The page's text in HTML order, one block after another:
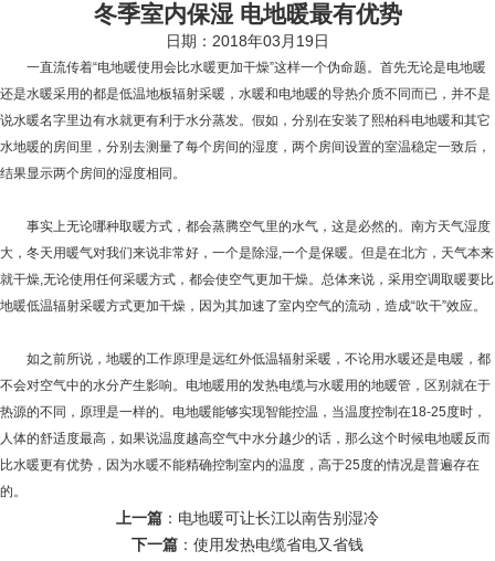
冬季室内保湿 电地暖最有优势
日期：2018年03月19日
一直流传着“电地暖使用会比水暖更加干燥”这样一个伪命题。首先无论是电地暖
还是水暖采用的都是低温地板辐射采暖，水暖和电地暖的导热介质不同而已，并不是
说水暖名字里边有水就更有利于水分蒸发。假如，分别在安装了熙柏科电地暖和其它
水地暖的房间里，分别去测量了每个房间的湿度，两个房间设置的室温稳定一致后，
结果显示两个房间的湿度相同。
事实上无论哪种取暖方式，都会蒸腾空气里的水气，这是必然的。南方天气湿度
大，冬天用暖气对我们来说非常好，一个是除湿,一个是保暖。但是在北方，天气本来
就干燥,无论使用任何采暖方式，都会使空气更加干燥。总体来说，采用空调取暖要比
地暖低温辐射采暖方式更加干燥，因为其加速了室内空气的流动，造成“吹干”效应。
如之前所说，地暖的工作原理是远红外低温辐射采暖，不论用水暖还是电暖，都
不会对空气中的水分产生影响。电地暖用的发热电缆与水暖用的地暖管，区别就在于
热源的不同，原理是一样的。电地暖能够实现智能控温，当温度控制在18-25度时，
人体的舒适度最高，如果说温度越高空气中水分越少的话，那么这个时候电地暖反而
比水暖更有优势，因为水暖不能精确控制室内的温度，高于25度的情况是普遍存在
的。
上一篇 ： 电地暖可让长江以南告别湿冷
下一篇 ： 使用发热电缆省电又省钱